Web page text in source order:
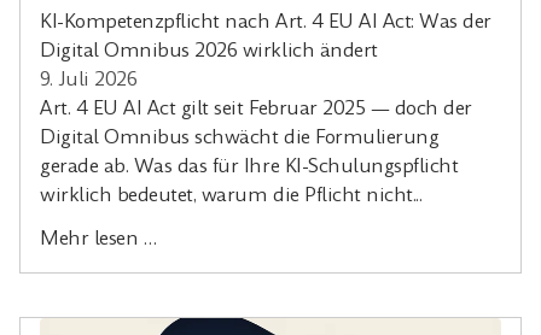
KI-Kompetenzpflicht nach Art. 4 EU AI Act: Was der
Digital Omnibus 2026 wirklich ändert
9. Juli 2026
Art. 4 EU AI Act gilt seit Februar 2025 — doch der
Digital Omnibus schwächt die Formulierung
gerade ab. Was das für Ihre KI-Schulungspflicht
wirklich bedeutet, warum die Pflicht nicht...
Mehr lesen …